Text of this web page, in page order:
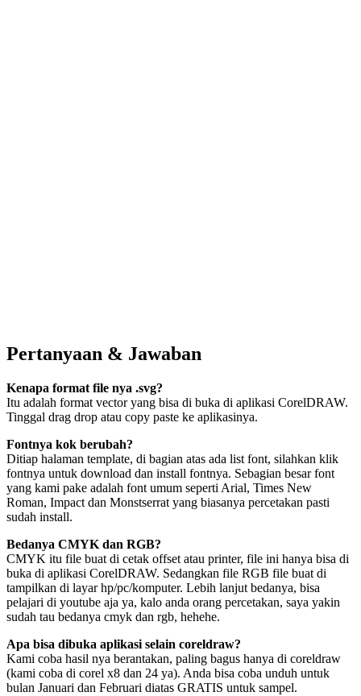
Pertanyaan & Jawaban
Kenapa format file nya .svg?
Itu adalah format vector yang bisa di buka di aplikasi CorelDRAW.
Tinggal drag drop atau copy paste ke aplikasinya.
Fontnya kok berubah?
Ditiap halaman template, di bagian atas ada list font, silahkan klik
fontnya untuk download dan install fontnya. Sebagian besar font
yang kami pake adalah font umum seperti Arial, Times New
Roman, Impact dan Monstserrat yang biasanya percetakan pasti
sudah install.
Bedanya CMYK dan RGB?
CMYK itu file buat di cetak offset atau printer, file ini hanya bisa di
buka di aplikasi CorelDRAW. Sedangkan file RGB file buat di
tampilkan di layar hp/pc/komputer. Lebih lanjut bedanya, bisa
pelajari di youtube aja ya, kalo anda orang percetakan, saya yakin
sudah tau bedanya cmyk dan rgb, hehehe.
Apa bisa dibuka aplikasi selain coreldraw?
Kami coba hasil nya berantakan, paling bagus hanya di coreldraw
(kami coba di corel x8 dan 24 ya). Anda bisa coba unduh untuk
bulan Januari dan Februari diatas GRATIS untuk sampel.